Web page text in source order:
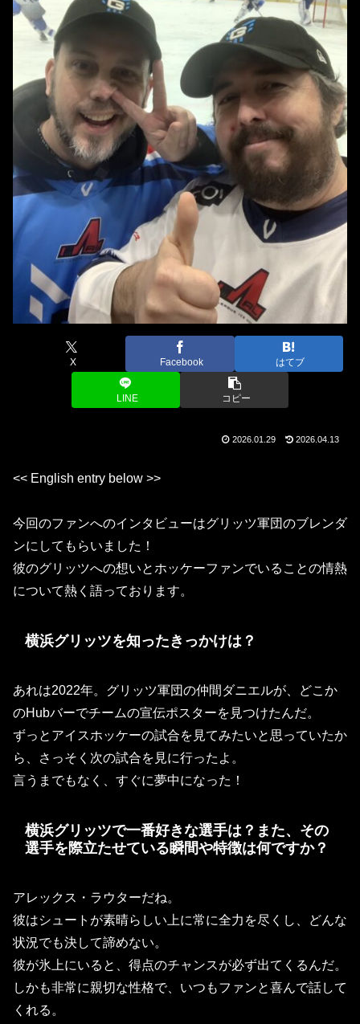
X Facebook はてブ
LINE コピー
2026.01.29 2026.04.13
<< English entry below >>
今回のファンへのインタビューはグリッツ軍団のブレンダ
ンにしてもらいました！
彼のグリッツへの想いとホッケーファンでいることの情熱
について熱く語っております。
横浜グリッツを知ったきっかけは？
あれは2022年。グリッツ軍団の仲間ダニエルが、どこか
のHubバーでチームの宣伝ポスターを見つけたんだ。
ずっとアイスホッケーの試合を見てみたいと思っていたか
ら、さっそく次の試合を見に行ったよ。
言うまでもなく、すぐに夢中になった！
横浜グリッツで一番好きな選手は？また、その
選手を際立たせている瞬間や特徴は何ですか？
アレックス・ラウターだね。
彼はシュートが素晴らしい上に常に全力を尽くし、どんな
状況でも決して諦めない。
彼が氷上にいると、得点のチャンスが必ず出てくるんだ。
しかも非常に親切な性格で、いつもファンと喜んで話して
くれる。